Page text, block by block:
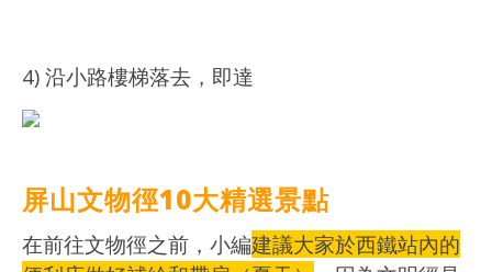
4) 沿小路樓梯落去，即達
屏山文物徑10大精選景點
在前往文物徑之前，小編建議大家於西鐵站內的